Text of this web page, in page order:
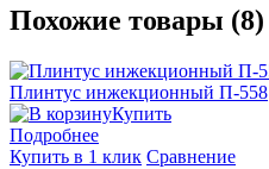
Похожие товары (8)
Плинтус инжекционный П-558
Купить
Подробнее
Купить в 1 клик Сравнение